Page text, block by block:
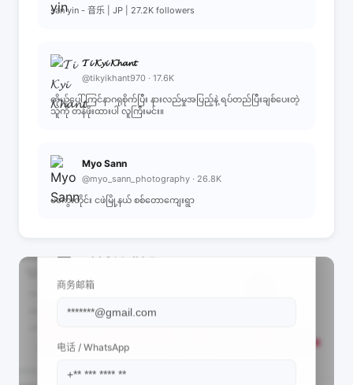
san yin - 音乐 | JP | 27.2K followers
𝓣𝓲 𝓚𝔂𝓲 𝓚𝓱𝓪𝓷𝓽
@tikyikhant970 · 17.6K
ကိုယ့်ပေါ်ကြင်နာဂရုစိုက်ပြီး နားလည်မှုအပြည့်နဲ့ ရပ်တည်ပြီးချစ်ပေးတဲ့
သူကို တန်ဖိုးထားပါ လူကြီးမင်း။
Myo Sann
@myo_sann_photography · 26.8K
မကွေးတိုင်း ငဖဲမြို့နယ် စစ်တောကျေးရွာ
商务邮箱
电话 / WhatsApp